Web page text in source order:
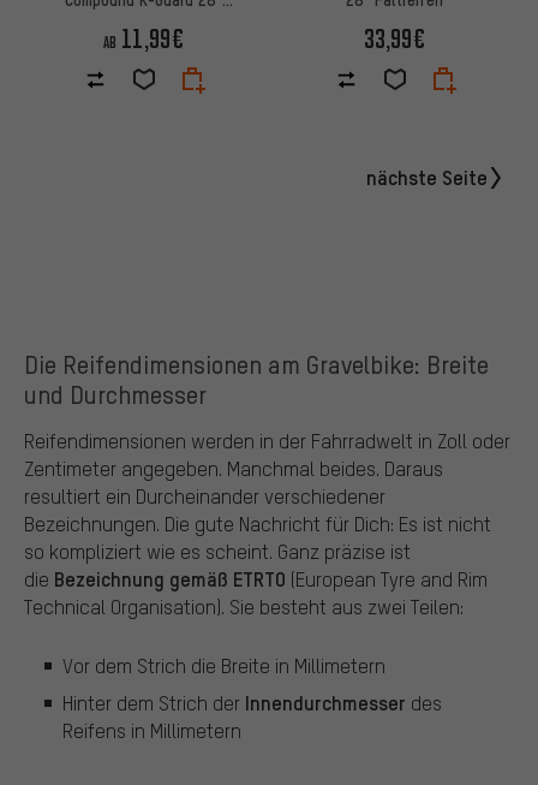
AB 11,99€ 33,99€
nächste Seite
Die Reifendimensionen am Gravelbike: Breite
und Durchmesser
Reifendimensionen werden in der Fahrradwelt in Zoll oder
Zentimeter angegeben. Manchmal beides. Daraus
resultiert ein Durcheinander verschiedener
Bezeichnungen. Die gute Nachricht für Dich: Es ist nicht
so kompliziert wie es scheint. Ganz präzise ist
die Bezeichnung gemäß ETRTO (European Tyre and Rim
Technical Organisation). Sie besteht aus zwei Teilen:
Vor dem Strich die Breite in Millimetern
Hinter dem Strich der Innendurchmesser des
Reifens in Millimetern